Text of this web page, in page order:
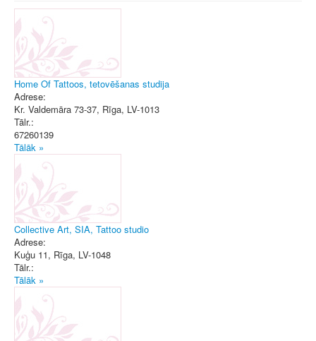
Home Of Tattoos, tetovēšanas studija
Adrese:
Kr. Valdemāra 73-37, Rīga, LV-1013
Tālr.:
67260139
Tālāk »
Collective Art, SIA, Tattoo studio
Adrese:
Kuģu 11, Rīga, LV-1048
Tālr.:
Tālāk »